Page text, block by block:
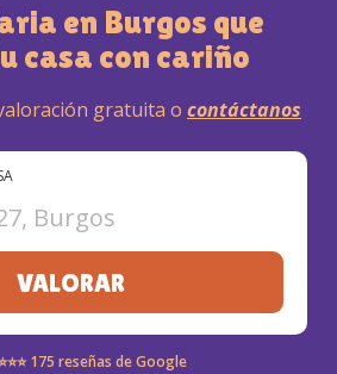
en Burgos que
casa con cariño
gratuita o contáctanos
Burgos
VALORAR
175 reseñas de Google